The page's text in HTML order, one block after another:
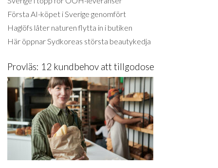
Första AI-köpet i Sverige genomfört
Haglöfs låter naturen flytta in i butiken
Här öppnar Sydkoreas största beautykedja
Provläs: 12 kundbehov att tillgodose